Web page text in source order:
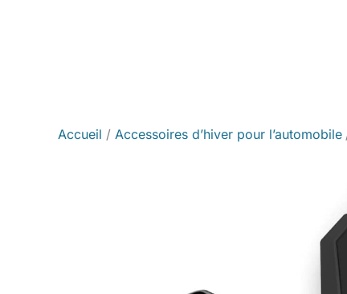
Accueil Accessoires d’hiver pour l’automobile